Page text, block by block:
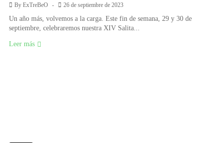
By ExTreBeO 26 de septiembre de 2023
Un año más, volvemos a la carga. Este fin de semana, 29 y 30 de
septiembre, celebraremos nuestra XIV Salita...
Leer más